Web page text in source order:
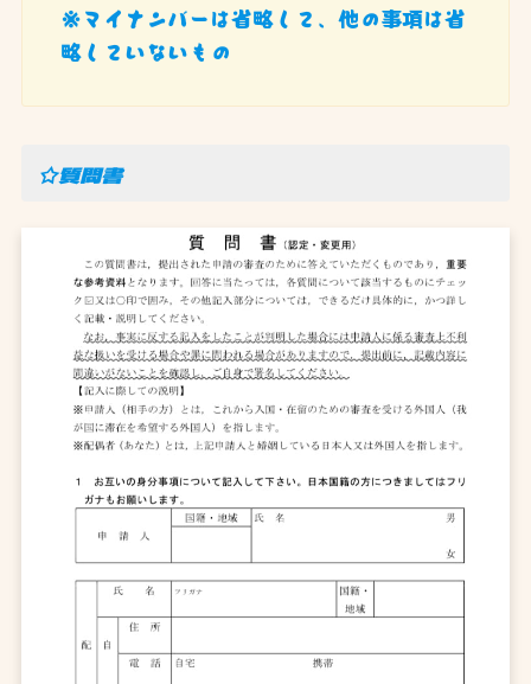
※マイナンバーは省略して、他の事項は省
略していないもの
☆質問書